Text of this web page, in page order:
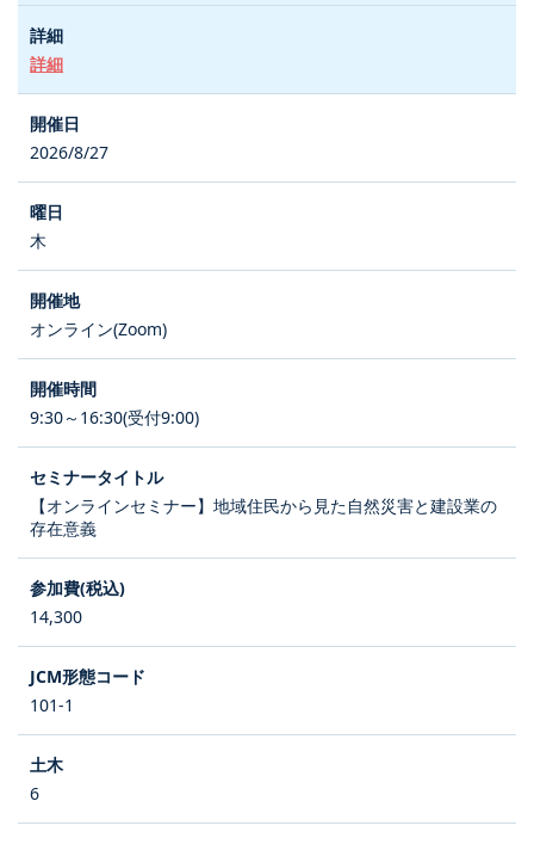
詳細
2026/8/27
木
オンライン(Zoom)
9:30～16:30(受付9:00)
【オンラインセミナー】地域住民から見た自然災害と建設業の
存在意義
14,300
101-1
6